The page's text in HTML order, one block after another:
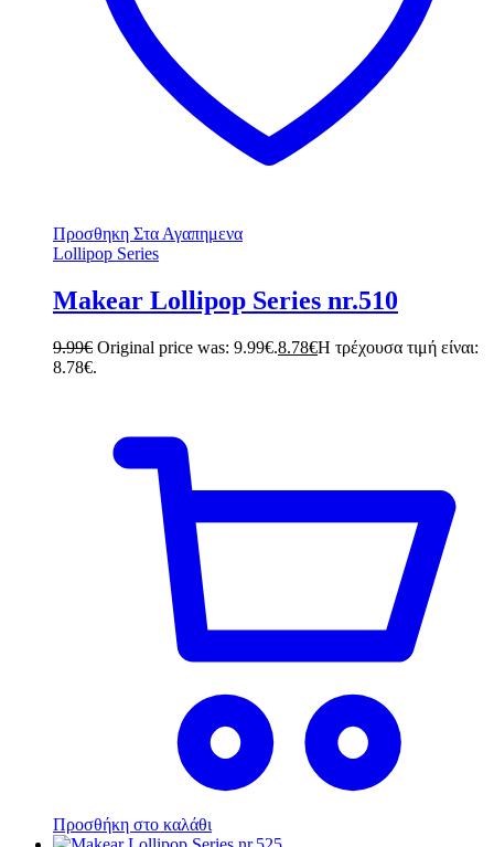
Προσθηκη Στα Αγαπημενα
Lollipop Series
Makear Lollipop Series nr.510
9.99€ Original price was: 9.99€.8.78€Η τρέχουσα τιμή είναι:
8.78€.
Προσθήκη στο καλάθι